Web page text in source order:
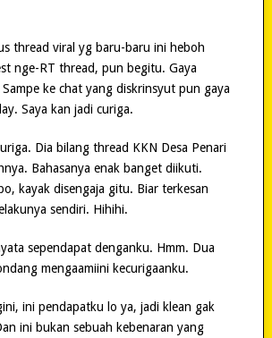
thread viral yg baru-baru ini heboh
nge-RT thread, pun begitu. Gaya
Sampe ke chat yang diskrinsyut pun gaya
Saya kan jadi curiga.
Dia bilang thread KKN Desa Penari
Bahasanya enak banget diikuti.
kayak disengaja gitu. Biar terkesan
sendiri. Hihihi.
sependapat denganku. Hmm. Dua
mengaamiini kecurigaanku.
ini pendapatku lo ya, jadi klean gak
ini bukan sebuah kebenaran yang